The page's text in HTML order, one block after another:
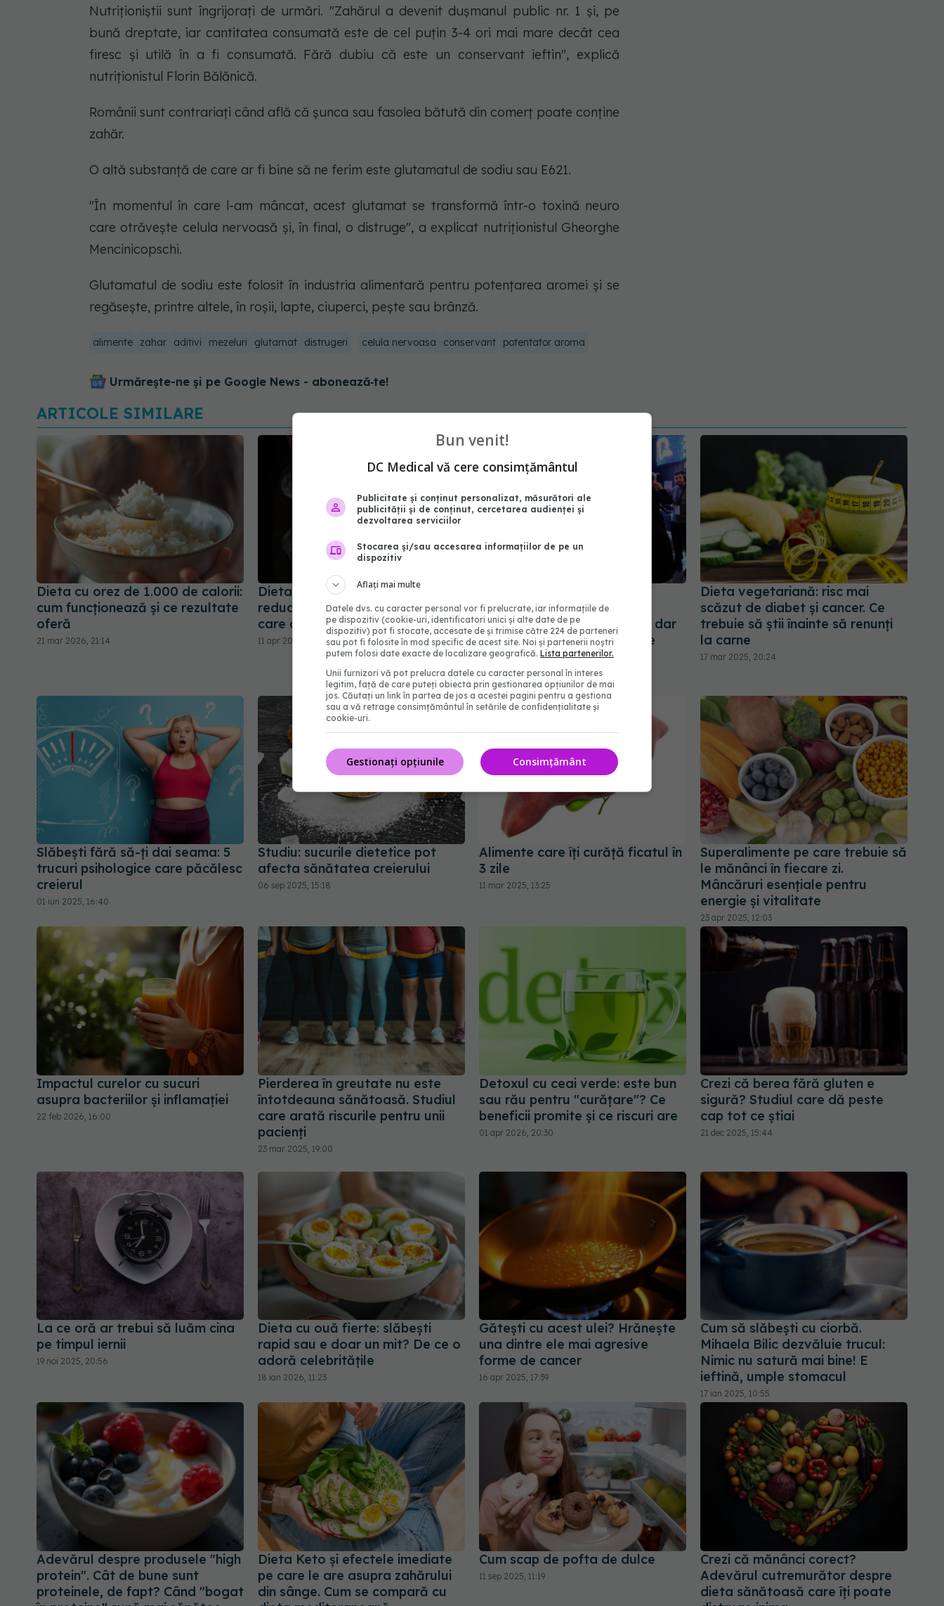
Nutriţioniştii sunt îngrijoraţi de urmări. "Zahărul a devenit duşmanul public nr. 1 şi, pe
bună dreptate, iar cantitatea consumată este de cel puţin 3-4 ori mai mare decât cea
firesc şi utilă în a fi consumată. Fără dubiu că este un conservant ieftin", explică
nutriţionistul Florin Bălănică.
Românii sunt contrariaţi când află că şunca sau fasolea bătută din comerţ poate conţine
zahăr.
O altă substanţă de care ar fi bine să ne ferim este glutamatul de sodiu sau E621.
"În momentul în care l-am mâncat, acest glutamat se transformă într-o toxină neuro
care otrăveşte celula nervoasă şi, în final, o distruge", a explicat nutriţionistul Gheorghe
Mencinicopschi.
Glutamatul de sodiu este folosit în industria alimentară pentru potenţarea aromei şi se
regăseşte, printre altele, în roşii, lapte, ciuperci, peşte sau brânză.
alimente zahar aditivi mezeluri glutamat distrugeri celula nervoasa conservant potentator aroma
Urmărește-ne și pe Google News - abonează‑te!
ARTICOLE SIMILARE
Dieta cu orez de 1.000 de calorii:
cum funcționează și ce rezultate
oferă
21 mar 2026, 21:14
Dieta pentru endometrioză care
reduce durerea. 4 suplimente
care chiar funcționează
11 apr 2025, 11:59
Comăneci nu-l mănâncă
niciodată: Nu mănânc asta, dar
beau o bere, două în fiecare
seară
27 ian 2025, 14:00
Dieta vegetariană: risc mai
scăzut de diabet și cancer. Ce
trebuie să știi înainte să renunți
la carne
17 mar 2025, 20:24
Slăbești fără să-ți dai seama: 5
trucuri psihologice care păcălesc
creierul
01 iun 2025, 16:40
Studiu: sucurile dietetice pot
afecta sănătatea creierului
06 sep 2025, 15:18
Alimente care îți curăță ficatul în
3 zile
11 mar 2025, 13:25
Superalimente pe care trebuie să
le mănânci în fiecare zi.
Mâncăruri esențiale pentru
energie și vitalitate
23 apr 2025, 12:03
Impactul curelor cu sucuri
asupra bacteriilor și inflamației
22 feb 2026, 16:00
Pierderea în greutate nu este
întotdeauna sănătoasă. Studiul
care arată riscurile pentru unii
pacienți
23 mar 2025, 19:00
Detoxul cu ceai verde: este bun
sau rău pentru "curățare"? Ce
beneficii promite și ce riscuri are
01 apr 2026, 20:30
Crezi că berea fără gluten e
sigură? Studiul care dă peste
cap tot ce știai
21 dec 2025, 15:44
La ce oră ar trebui să luăm cina
pe timpul iernii
19 noi 2025, 20:56
Dieta cu ouă fierte: slăbești
rapid sau e doar un mit? De ce o
adoră celebritățile
18 ian 2026, 11:23
Gătești cu acest ulei? Hrănește
una dintre ele mai agresive
forme de cancer
16 apr 2025, 17:39
Cum să slăbești cu ciorbă.
Mihaela Bilic dezvăluie trucul:
Nimic nu satură mai bine! E
ieftină, umple stomacul
17 ian 2025, 10:55
Adevărul despre produsele "high
protein". Cât de bune sunt
proteinele, de fapt? Când "bogat
Dieta Keto și efectele imediate
pe care le are asupra zahărului
din sânge. Cum se compară cu
Cum scap de pofta de dulce
11 sep 2025, 11:19
Crezi că mănânci corect?
Adevărul cutremurător despre
dieta sănătoasă care îți poate
Bun venit!
DC Medical vă cere consimțământul
Publicitate și conținut personalizat, măsurători ale
publicității și de conținut, cercetarea audienței și
dezvoltarea serviciilor
Stocarea și/sau accesarea informațiilor de pe un
dispozitiv
Aflați mai multe
Datele dvs. cu caracter personal vor fi prelucrate, iar informațiile de
pe dispozitiv (cookie-uri, identificatori unici și alte date de pe
dispozitiv) pot fi stocate, accesate de și trimise către 224 de parteneri
sau pot fi folosite în mod specific de acest site. Noi și partenerii noștri
putem folosi date exacte de localizare geografică. Lista partenerilor.
Unii furnizori vă pot prelucra datele cu caracter personal în interes
legitim, față de care puteți obiecta prin gestionarea opțiunilor de mai
jos. Căutați un link în partea de jos a acestei pagini pentru a gestiona
sau a vă retrage consimțământul în setările de confidențialitate și
cookie-uri.
Consimțământ
Gestionați opțiunile